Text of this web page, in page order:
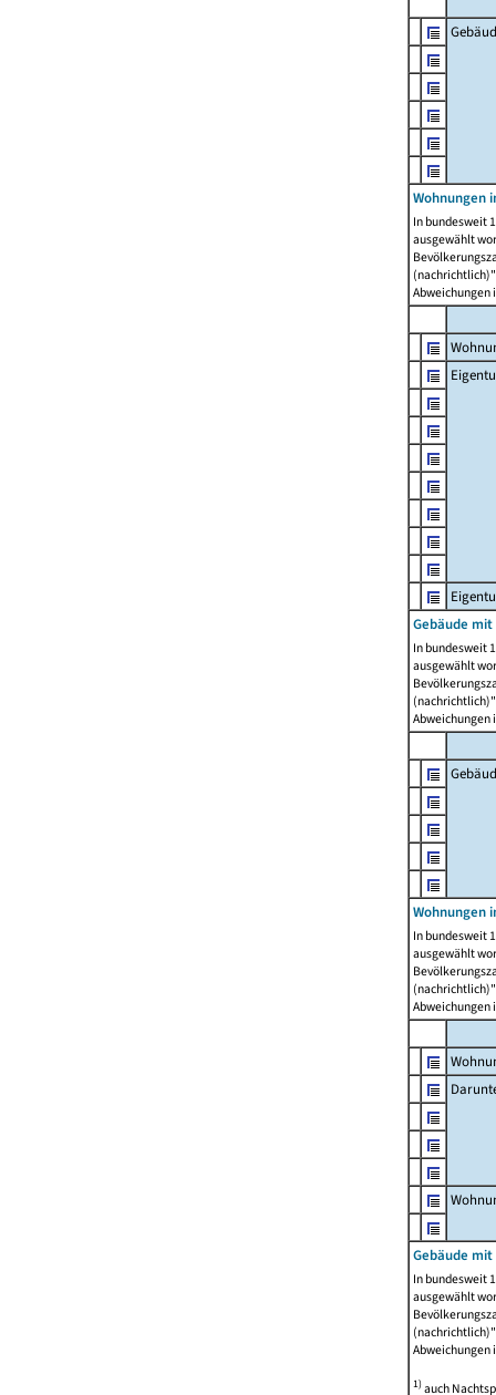
Wohnungen
In bundesweit
ausgewählt
Abweichungen
Gebäude
In bundesweit
ausgewählt
Abweichungen
Wohnungen
In bundesweit
ausgewählt
Abweichungen
Gebäude
In bundesweit
ausgewählt
Abweichungen
1)auch